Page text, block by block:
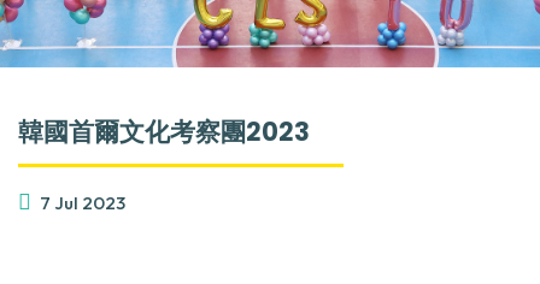
韓國首爾文化考察團2023
7 Jul 2023